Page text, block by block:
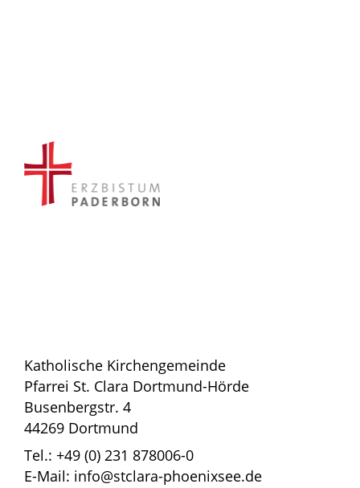
Katholische Kirchengemeinde
Pfarrei St. Clara Dortmund-Hörde
Busenbergstr. 4
44269 Dortmund
Tel.: +49 (0) 231 878006-0
E-Mail: info@stclara-phoenixsee.de